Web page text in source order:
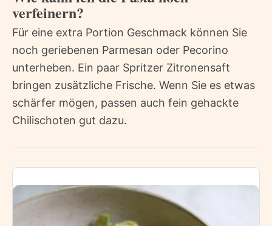
verfeinern?
Für eine extra Portion Geschmack können Sie
noch geriebenen Parmesan oder Pecorino
unterheben. Ein paar Spritzer Zitronensaft
bringen zusätzliche Frische. Wenn Sie es etwas
schärfer mögen, passen auch fein gehackte
Chilischoten gut dazu.